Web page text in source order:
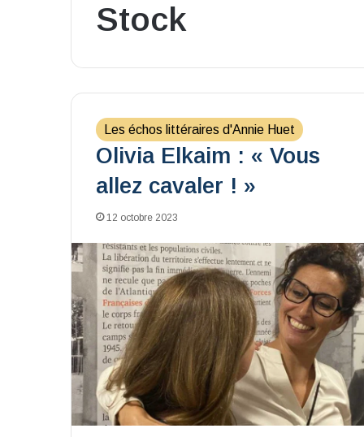
Stock
Les échos littéraires d'Annie Huet
Olivia Elkaim : « Vous
allez cavaler ! »
12 octobre 2023